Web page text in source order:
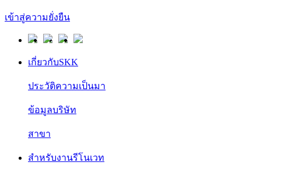
เข้าสู่ความยั่งยืน
เกี่ยวกับSKK
ประวัติความเป็นมา
ข้อมูลบริษัท
สาขา
สำหรับงานรีโนเวท